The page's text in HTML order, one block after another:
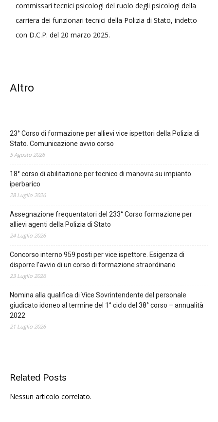
commissari tecnici psicologi del ruolo degli psicologi della
carriera dei funzionari tecnici della Polizia di Stato, indetto
con D.C.P. del 20 marzo 2025.
Altro
23° Corso di formazione per allievi vice ispettori della Polizia di
Stato. Comunicazione avvio corso
5 Agosto 2026
18° corso di abilitazione per tecnico di manovra su impianto
iperbarico
28 Luglio 2026
Assegnazione frequentatori del 233° Corso formazione per
allievi agenti della Polizia di Stato
24 Luglio 2026
Concorso interno 959 posti per vice ispettore. Esigenza di
disporre l’avvio di un corso di formazione straordinario
23 Luglio 2026
Nomina alla qualifica di Vice Sovrintendente del personale
giudicato idoneo al termine del 1° ciclo del 38° corso – annualità
2022
21 Luglio 2026
Related Posts
Nessun articolo correlato.